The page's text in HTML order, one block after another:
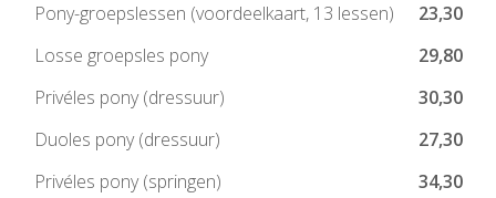
Pony-groepslessen (voordeelkaart, 13 lessen)
23,30
Losse groepsles pony
29,80
Privéles pony (dressuur)
30,30
Duoles pony (dressuur)
27,30
Privéles pony (springen)
34,30